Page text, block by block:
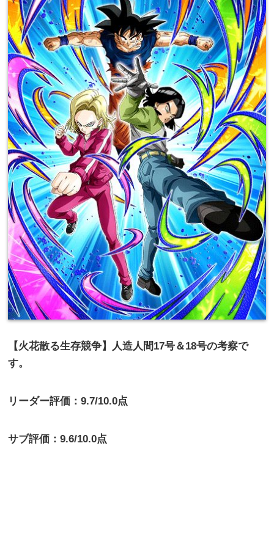
【火花散る生存競争】人造人間17号＆18号の考察で
す。
リーダー評価：9.7/10.0点
サブ評価：9.6/10.0点